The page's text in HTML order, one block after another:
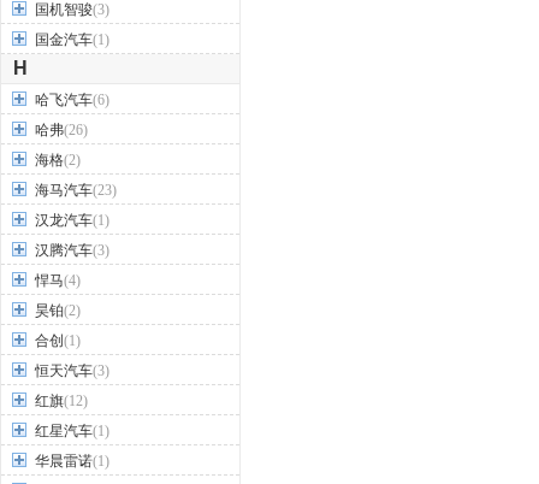
国机智骏(3)
国金汽车(1)
H
哈飞汽车(6)
哈弗(26)
海格(2)
海马汽车(23)
汉龙汽车(1)
汉腾汽车(3)
悍马(4)
昊铂(2)
合创 (1)
恒天汽车(3)
红旗(12)
红星汽车(1)
华晨雷诺(1)